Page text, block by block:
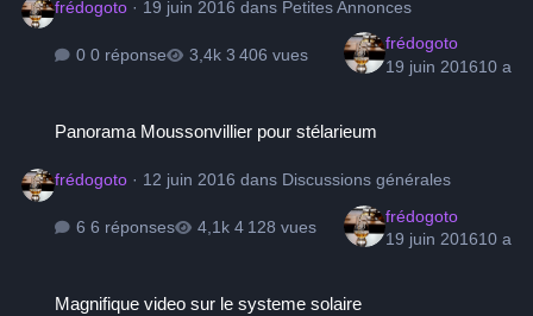
frédogoto · 19 juin 2016 dans Petites Annonces
0 réponse 3 406 vues
frédogoto
19 juin 201610 a
Panorama Moussonvillier pour stélarieum
frédogoto · 12 juin 2016 dans Discussions générales
6 réponses 4 128 vues
frédogoto
19 juin 201610 a
Magnifique video sur le systeme solaire